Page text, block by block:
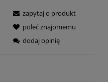
zapytaj o produkt
poleć znajomemu
dodaj opinię